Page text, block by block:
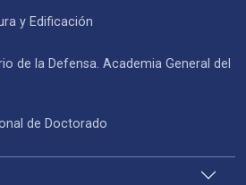
y Edificación
de la Defensa. Academia General del
de Doctorado